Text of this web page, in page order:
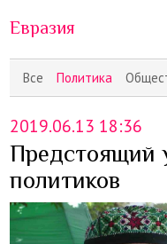
Все Политика
Евразия
2019.06.13 18:36
Предстоящий
политиков